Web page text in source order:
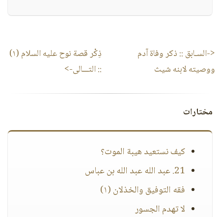
<-السـابق :: ذكر وفاة آدم
ووصيته لابنه شيث
ذِكْر قصة نوح عليه السلام (١)
:: التـــالى->
مختارات
كيف نستعيد هيبة الموت؟
21. عبد الله عبد الله بن عباس
فقه التوفيق والخذلان (١)
لا تهدم الجسور